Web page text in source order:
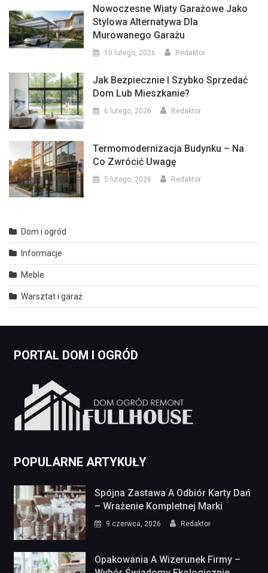
Nowoczesne Wiaty Garażowe Jako
Stylowa Alternatywa Dla
Murowanego Garażu
10 lutego, 2026 Redaktor
Jak Bezpiecznie I Szybko Sprzedać
Dom Lub Mieszkanie?
6 lutego, 2026 Redaktor
Termomodernizacja Budynku – Na
Co Zwrócić Uwagę
5 lutego, 2026 Redaktor
Dom i ogród
Informacje
Meble
Warsztat i garaż
PORTAL DOM I OGRÓD
POPULARNE ARTYKUŁY
Spójna Zastawa A Odbiór Karty Dań
– Wrażenie Kompletnej Marki
9 czerwca, 2026 Redaktor
Opakowania A Wizerunek Firmy –